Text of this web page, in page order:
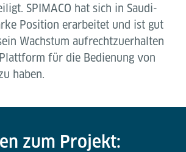
SPIMACO hat sich in Saudi-
Position erarbeitet und ist gut
Wachstum aufrechtzuerhalten
für die Bedienung von
haben.
zum Projekt: